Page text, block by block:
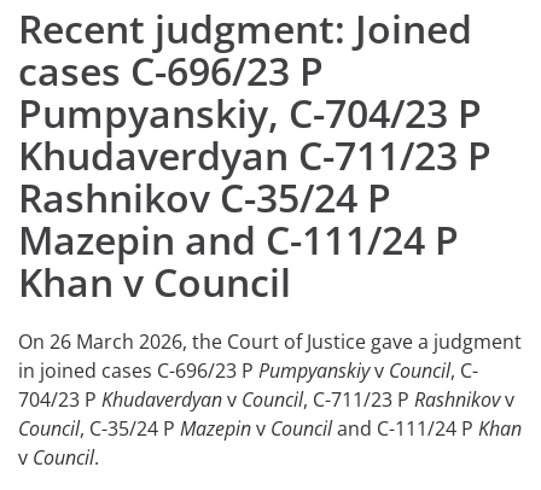
Recent judgment: Joined
cases C-696/23 P
Pumpyanskiy, C-704/23 P
Khudaverdyan C-711/23 P
Rashnikov C-35/24 P
Mazepin and C-111/24 P
Khan v Council
On 26 March 2026, the Court of Justice gave a judgment
in joined cases C-696/23 P Pumpyanskiyv Council, C-
704/23 P Khudaverdyanv Council, C-711/23 P Rashnikovv
Council, C-35/24 P Mazepinv Counciland C-111/24 P Khan
v Council.